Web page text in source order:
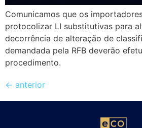
Comunicamos que os
protocolizar LI substitutivas para
decorrência de alteração de
demandada pela RFB deverão
procedimento.
← anterior